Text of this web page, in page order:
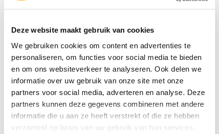
Deze website maakt gebruik van cookies
We gebruiken cookies om content en advertenties te
personaliseren, om functies voor social media te bieden
en om ons websiteverkeer te analyseren. Ook delen we
informatie over uw gebruik van onze site met onze
partners voor social media, adverteren en analyse. Deze
partners kunnen deze gegevens combineren met andere
informatie die u aan ze heeft verstrekt of die ze hebben
verzameld op basis van uw gebruik van hun services.
rijzen.
Vormvan het deeg een mooi brood en leg op de bakplaat. Laat het
brood afgedekt nogmaals 30 minuten rijzen. Verwarm intussen de oven
voor tot 200°C.
Bakhet brood in de voorverwarmde oven in 25-30 minuten goudbruin
en gaar. Laat het brood op een rooster afkoelen.